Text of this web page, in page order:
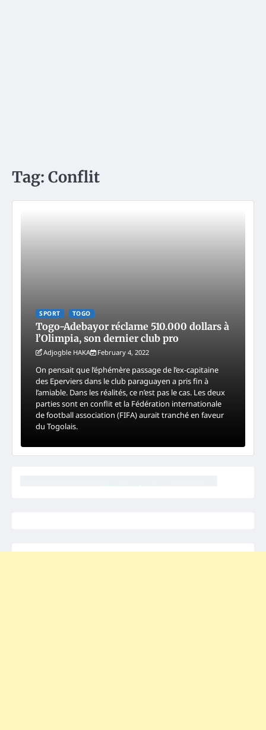
Tag: Conflit
SPORT TOGO
Togo-Adebayor réclame 510.000 dollars à
l’Olimpia, son dernier club pro
Adjogble HAKA February 4, 2022
On pensait que l’éphémère passage de l’ex-capitaine
des Eperviers dans le club paraguayen a pris fin à
l’amiable. Dans les réalités, ce n’est pas le cas. Les deux
parties sont en conflit et la Fédération internationale
de football association (FIFA) aurait tranché en faveur
du Togolais.